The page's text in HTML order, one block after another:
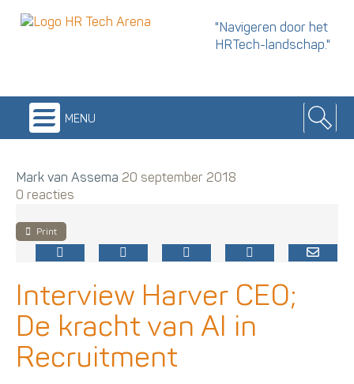
"Navigeren door het
HRTech-landschap."
menu
Mark van Assema 20 september 2018
0 reacties
Print
Interview Harver CEO;
De kracht van AI in
Recruitment